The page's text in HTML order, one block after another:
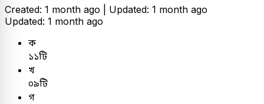
Created: 1 month ago | Updated: 1 month ago
Updated: 1 month ago
ক
১১টি
খ
০৯টি
গ